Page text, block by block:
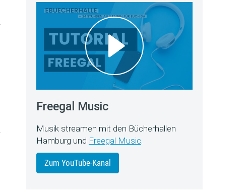
Freegal Music
Musik streamen mit den Bücherhallen
Hamburg und Freegal Music.
Zum YouTube-Kanal